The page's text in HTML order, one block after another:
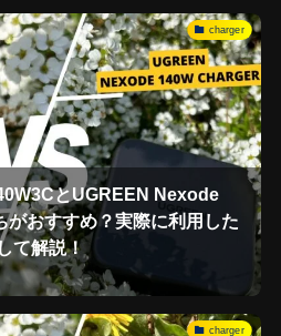
charger
とUGREEN Nexode
おすすめ？実際に利用した
て解説！
charger